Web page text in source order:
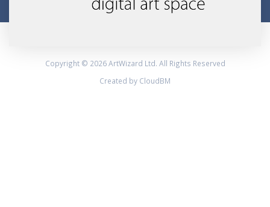
Copyright © 2026 ArtWizard Ltd. All Rights Reserved
Created by CloudBM